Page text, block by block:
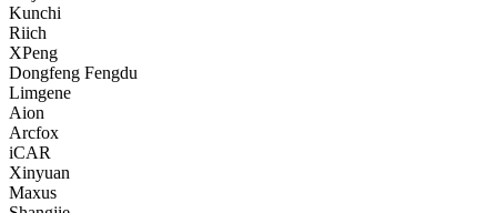
Kunchi
Riich
XPeng
Dongfeng Fengdu
Limgene
Aion
Arcfox
iCAR
Xinyuan
Maxus